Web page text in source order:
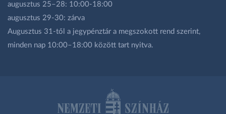
augusztus 25–28: 10:00-18:00
augusztus 29-30: zárva
Augusztus 31-től a jegypénztár a megszokott rend szerint,
minden nap 10:00–18:00 között tart nyitva.